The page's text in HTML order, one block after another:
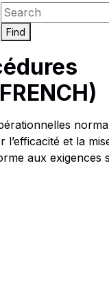
Find
et la
aux exigences